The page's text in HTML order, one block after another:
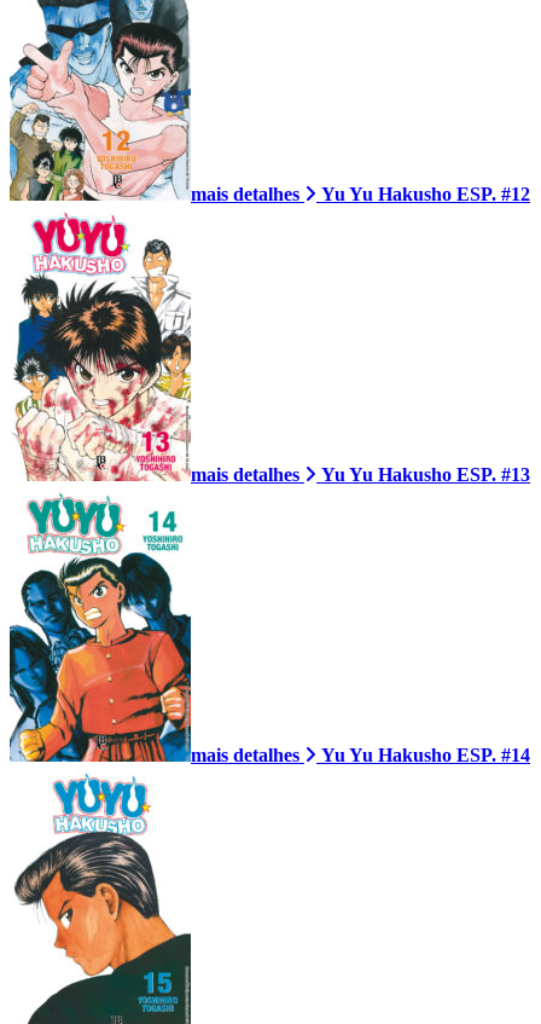
mais detalhes Yu Yu Hakusho ESP. #12
mais detalhes Yu Yu Hakusho ESP. #13
mais detalhes Yu Yu Hakusho ESP. #14